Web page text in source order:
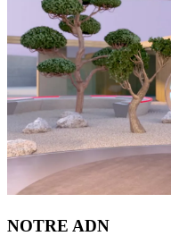
NOTRE ADN